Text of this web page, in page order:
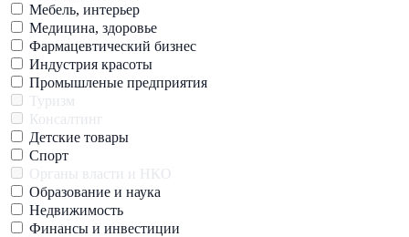
Мебель, интерьер
Медицина, здоровье
Фармацевтический бизнес
Индустрия красоты
Промышленые предприятия
Туризм
Консалтинг
Детские товары
Спорт
Органы власти и НКО
Образование и наука
Недвижимость
Финансы и инвестиции